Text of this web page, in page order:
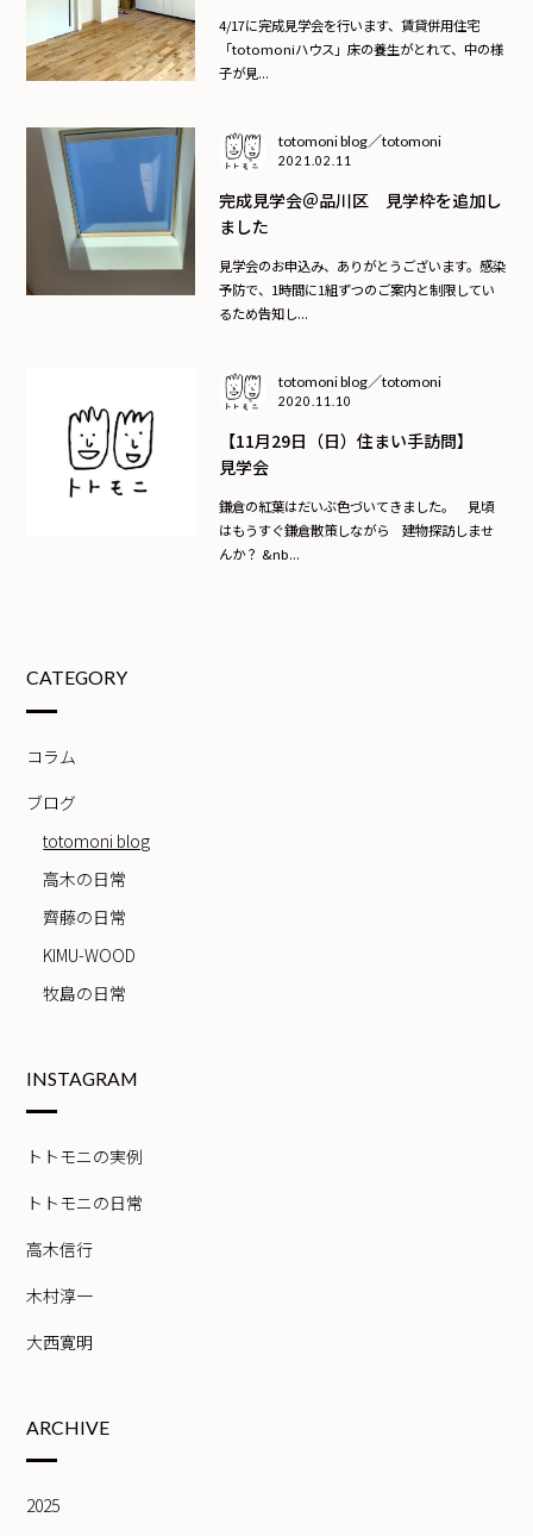
4/17に完成見学会を行います、賃貸併用住宅
「totomoniハウス」床の養生がとれて、中の様
子が見...
totomoni blog／totomoni
2021.02.11
完成見学会＠品川区 見学枠を追加し
ました
見学会のお申込み、ありがとうございます。感染
予防で、1時間に1組ずつのご案内と制限してい
るため告知し...
totomoni blog／totomoni
2020.11.10
【11月29日（日）住まい手訪問】
見学会
鎌倉の紅葉はだいぶ色づいてきました。 見頃
はもうすぐ鎌倉散策しながら 建物探訪しませ
んか？ &nb...
CATEGORY
コラム
ブログ
totomoni blog
高木の日常
齊藤の日常
KIMU-WOOD
牧島の日常
INSTAGRAM
トトモニの実例
トトモニの日常
高木信行
木村淳一
大西寛明
ARCHIVE
2025